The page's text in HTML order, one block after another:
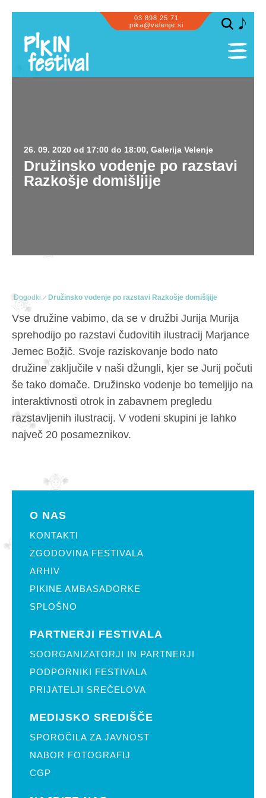
03 898 25 71
pika@velenje.si
SPLOŠNO
ZA PIKE IN GUSARJE
26. 09. 2020 od 17:00 do 18:00, Galerija Velenje
Družinsko vodenje po razstavi
Razkošje domišljije
Dogodki Družinsko vodenje po razstavi Razkošje domišljije
Vse družine vabimo, da se v družbi Jurija Murija
sprehodijo po razstavi čudovitih ilustracij Marjance
Jemec Božič. Svoje raziskovanje bodo nato
družine zaključile v naši džungli, kjer se Jurij počuti
še tako domače. Družinsko vodenje bo temeljijo na
interaktivnosti otrok in zabavnem pregledu
razstavljenih ilustracij. V vodeni skupini je lahko
največ 20 posameznikov.
O NAS
KONTAKTI
ZGODOVINA FESTIVALA
ARHIV
PIKINE AMBASADORKE
SPLOŠNO
PARTNERJI FESTIVALA
SOORGANIZATORJI IN PARTNERJI
PODPORNIKI FESTIVALA
PRIJATELJI SREČELOVA
MEDIJSKO SREDIŠČE
SPOROČILA ZA JAVNOST
NABOR FOTOGRAFIJ
CGP